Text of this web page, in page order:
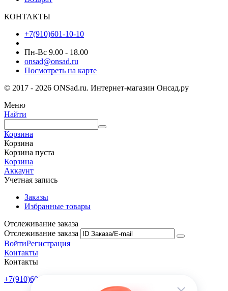
КОНТАКТЫ
+7(910)601-10-10
Пн-Вс 9.00 - 18.00
onsad@onsad.ru
Посмотреть на карте
© 2017 - 2026 ONSad.ru. Интернет-магазин Онсад.ру
Меню
Найти
Корзина
Корзина
Корзина пуста
Корзина
Аккаунт
Учетная запись
Заказы
Избранные товары
Отслеживание заказа
Отслеживание заказа
ВойтиРегистрация
Контакты
Контакты
+7(910)601-10-10